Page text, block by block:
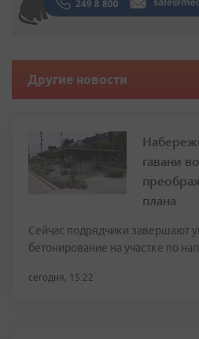
Другие новости
гавани
плана
Сейчас подрядчики завершают
бетонирование на участке по
сегодня, 15:22